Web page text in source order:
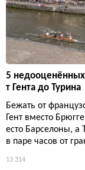
5
т Гента до Турина
Бежать от
Гент вместо
есто Барселоны, а
в паре часов от
13 314